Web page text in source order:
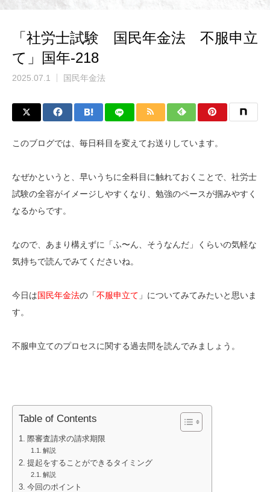
「社労士試験 国民年金法 不服申立
て」国年-218
2025.07.1 国民年金法
このブログでは、毎日科目を変えてお送りしています。
なぜかというと、早いうちに全科目に触れておくことで、社労士
試験の全容がイメージしやすくなり、勉強のペースが掴みやすく
なるからです。
なので、あまり構えずに「ふ〜ん、そうなんだ」くらいの気軽な
気持ちで読んでみてくださいね。
今日は国民年金法の「不服申立て 」についてみてみたいと思いま
す。
不服申立てのプロセスに関する過去問を読んでみましょう。
Table of Contents
際審査請求の請求期限
解説
提起をすることができるタイミング
解説
今回のポイント